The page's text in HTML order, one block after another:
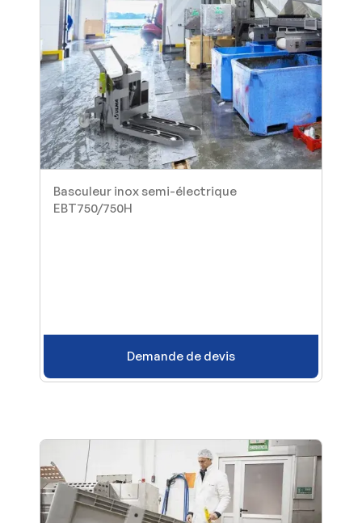
Basculeur inox semi-électrique
EBT750/750H
Demande de devis